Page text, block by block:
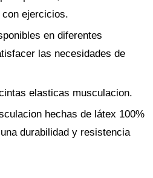
ejercicios.
en diferentes
las necesidades de
elasticas musculacion.
hechas de látex 100%
durabilidad y resistencia